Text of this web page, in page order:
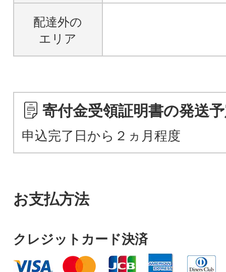
配達外の
エリア
寄付金受領証明書の発送
申込完了日から２ヵ月程度
お支払方法
クレジットカード決済